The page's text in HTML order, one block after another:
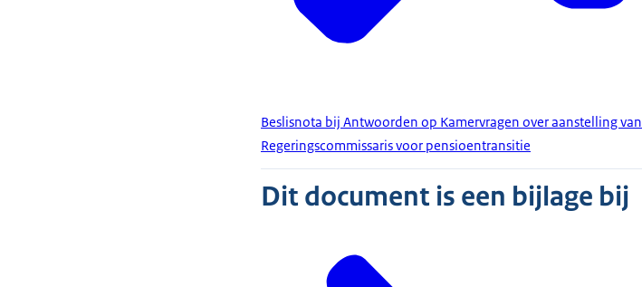
Beslisnota bij Antwoorden op Kamervragen over aanstelling van
Regeringscommissaris voor pensioentransitie
Dit document is een bijlage bij